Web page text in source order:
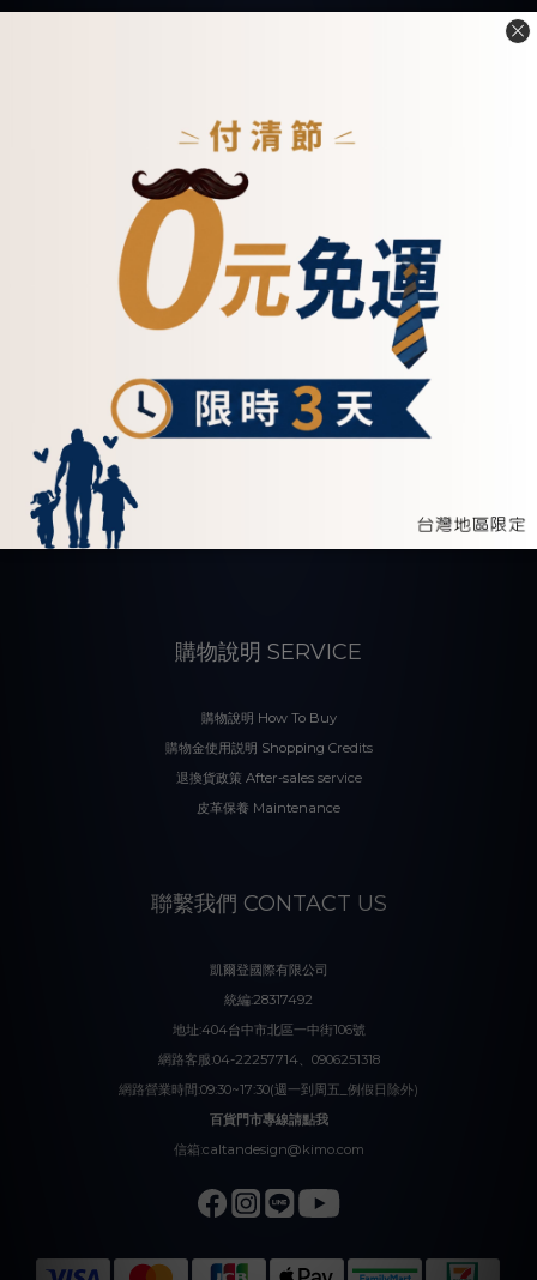
品牌故事 Brand Story
購物說明 SERVICE
購物說明 How To Buy
購物金使用説明 Shopping Credits
退換貨政策 After-sales service
皮革保養 Maintenance
聯繫我們 CONTACT US
凱爾登國際有限公司
統編:28317492
地址:404台中市北區一中街106號
網路客服:04-22257714、0906251318
網路營業時間:09:30~17:30(週一到周五_例假日除外)
百貨門市專線請點我
信箱:caltandesign@kimo.com